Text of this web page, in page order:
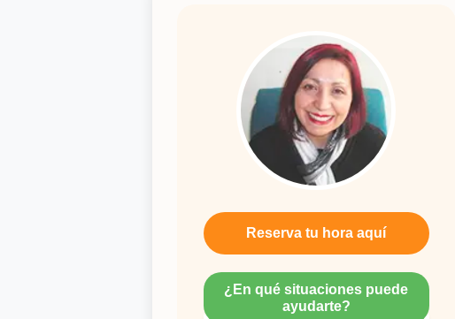
Reserva tu hora aquí
¿En qué situaciones puede
ayudarte?